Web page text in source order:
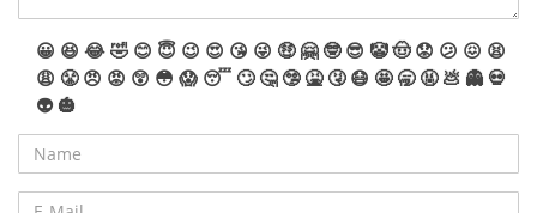
😀 😆 😂🤣 😊 😇 😉 😍 😘 😜 🤑 🤗 🤓 😎 🤡🤠 😟 😕 😖 😫
😩 😤 😠 😡 😲 😳 😱 😴 🙄 🤔 🤥 🤮 🤧 😷 🤩 🥱 🤬 💩 👻 💀
👽 🎃